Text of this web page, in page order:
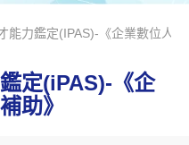
能力鑑定(IPAS)-《企業數位人
定(iPAS)-《企
助》